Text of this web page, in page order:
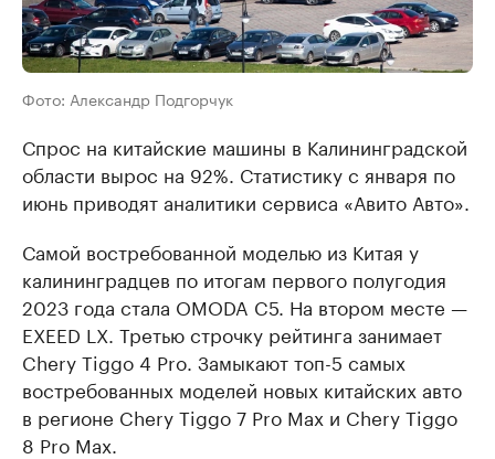
Фото: Александр Подгорчук
Спрос на китайские машины в Калининградской
области вырос на 92%. Статистику с января по
июнь приводят аналитики сервиса «Авито Авто».
Самой востребованной моделью из Китая у
калининградцев по итогам первого полугодия
2023 года стала OMODA C5. На втором месте —
EXEED LX. Третью строчку рейтинга занимает
Chery Tiggo 4 Pro. Замыкают топ-5 самых
востребованных моделей новых китайских авто
в регионе Chery Tiggo 7 Pro Max и Chery Tiggo
8 Pro Max.